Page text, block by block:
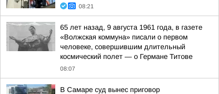
08:21
65 лет назад, 9 августа 1961 года, в газете
«Волжская коммуна» писали о первом
человеке, совершившим длительный
космический полет — о Германе Титове
08:07
В Самаре суд вынес приговор